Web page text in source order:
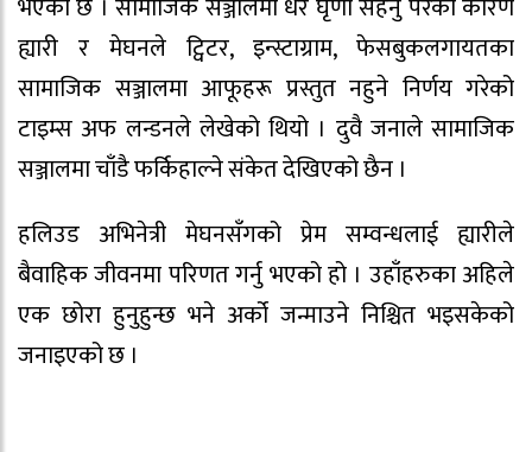
भएको छ । सामाजिक सञ्जालमा धेरै घृणा सहनु परेको कारण
ह्यारी र मेघनले ट्विटर, इन्स्टाग्राम, फेसबुकलगायतका
सामाजिक सञ्जालमा आफूहरू प्रस्तुत नहुने निर्णय गरेको
टाइम्स अफ लन्डनले लेखेको थियो । दुवै जनाले सामाजिक
सञ्जालमा चाँडै फर्किहाल्ने संकेत देखिएको छैन ।
हलिउड अभिनेत्री मेघनसँगको प्रेम सम्वन्धलाई ह्यारीले
बैवाहिक जीवनमा परिणत गर्नु भएको हो । उहाँहरुका अहिले
एक छोरा हुनुहुन्छ भने अर्को जन्माउने निश्चित भइसकेको
जनाइएको छ ।